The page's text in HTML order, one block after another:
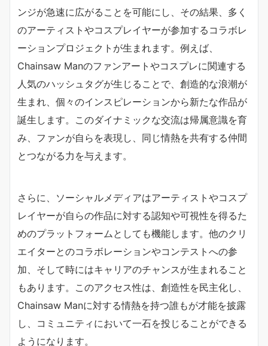
ンジが急速に広がることを可能にし、その結果、多く
のアーティストやコスプレイヤーが参加するコラボレ
ーションプロジェクトが生まれます。例えば、
Chainsaw Manのファンアートやコスプレに関連する
人気のハッシュタグが生じることで、創造的な浪潮が
生まれ、個々のインスピレーションから新たな作品が
誕生します。このダイナミックな交流は帰属意識を育
み、ファンが自らを表現し、同じ情熱を共有する仲間
とつながる力を与えます。
さらに、ソーシャルメディアはアーティストやコスプ
レイヤーが自らの作品に対する認知や可視性を得るた
めのプラットフォームとしても機能します。他のクリ
エイターとのコラボレーションやコンテストへの参
加、そして時にはキャリアのチャンスが生まれること
もあります。このアクセス性は、創造性を民主化し、
Chainsaw Manに対する情熱を持つ誰もが才能を披露
し、コミュニティにおいて一石を投じることができる
ようになります。